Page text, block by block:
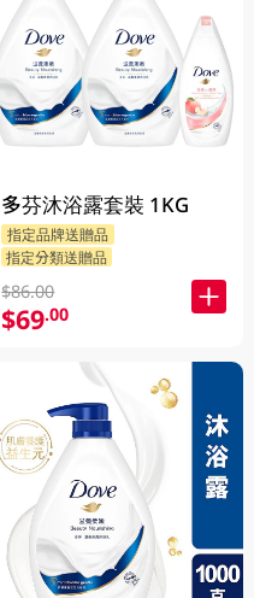
多芬沐浴露套裝 1KG
指定品牌送贈品
指定分類送贈品
$86.00
$69.00